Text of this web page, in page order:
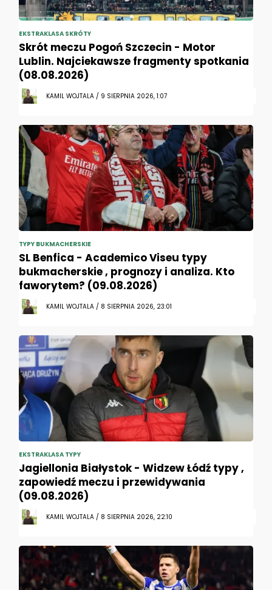
EKSTRAKLASA SKRÓTY
Skrót meczu Pogoń Szczecin - Motor
Lublin. Najciekawsze fragmenty spotkania
(08.08.2026)
KAMIL WOJTALA / 9 SIERPNIA 2026, 1:07
TYPY BUKMACHERSKIE
SL Benfica - Academico Viseu typy
bukmacherskie , prognozy i analiza. Kto
faworytem? (09.08.2026)
KAMIL WOJTALA / 8 SIERPNIA 2026, 23:01
EKSTRAKLASA TYPY
Jagiellonia Białystok - Widzew Łódź typy ,
zapowiedź meczu i przewidywania
(09.08.2026)
KAMIL WOJTALA / 8 SIERPNIA 2026, 22:10